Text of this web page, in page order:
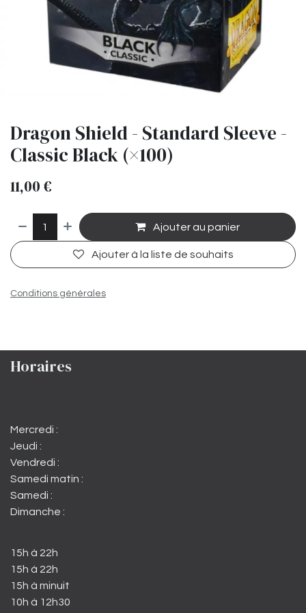
Dragon Shield - Standard Sleeve -
Classic Black (×100)
11,00 €
Ajouter au panier
Ajouter à la liste de souhaits
Conditions générales
Horaires
Mercredi :
Jeudi :
Vendredi :
Samedi matin :
Samedi :
Dimanche :
15h à 22h
15h à 22h
15h à minuit
10h à 12h30